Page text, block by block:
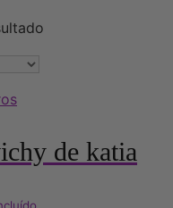
de katia